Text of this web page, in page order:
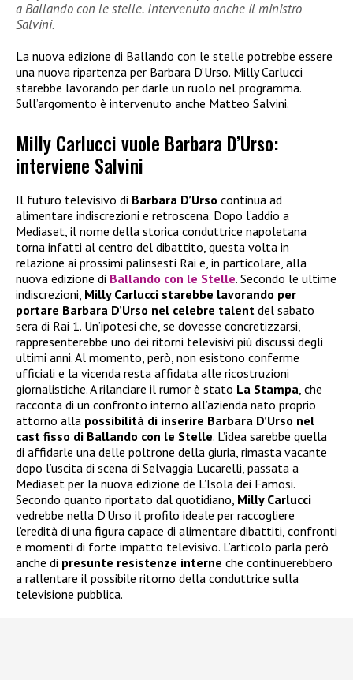
a Ballando con le stelle. Intervenuto anche il ministro
Salvini.
La nuova edizione di Ballando con le stelle potrebbe essere
una nuova ripartenza per Barbara D’Urso. Milly Carlucci
starebbe lavorando per darle un ruolo nel programma.
Sull’argomento è intervenuto anche Matteo Salvini.
Milly Carlucci vuole Barbara D’Urso:
interviene Salvini
Il futuro televisivo di Barbara D’Urso continua ad
alimentare indiscrezioni e retroscena. Dopo l’addio a
Mediaset, il nome della storica conduttrice napoletana
torna infatti al centro del dibattito, questa volta in
relazione ai prossimi palinsesti Rai e, in particolare, alla
nuova edizione di Ballando con le Stelle. Secondo le ultime
indiscrezioni, Milly Carlucci starebbe lavorando per
portare Barbara D’Urso nel celebre talent del sabato
sera di Rai 1. Un’ipotesi che, se dovesse concretizzarsi,
rappresenterebbe uno dei ritorni televisivi più discussi degli
ultimi anni. Al momento, però, non esistono conferme
ufficiali e la vicenda resta affidata alle ricostruzioni
giornalistiche. A rilanciare il rumor è stato La Stampa, che
racconta di un confronto interno all’azienda nato proprio
attorno alla possibilità di inserire Barbara D’Urso nel
cast fisso di Ballando con le Stelle. L’idea sarebbe quella
di affidarle una delle poltrone della giuria, rimasta vacante
dopo l’uscita di scena di Selvaggia Lucarelli, passata a
Mediaset per la nuova edizione de L’Isola dei Famosi.
Secondo quanto riportato dal quotidiano, Milly Carlucci
vedrebbe nella D’Urso il profilo ideale per raccogliere
l’eredità di una figura capace di alimentare dibattiti, confronti
e momenti di forte impatto televisivo. L’articolo parla però
anche di presunte resistenze interne che continuerebbero
a rallentare il possibile ritorno della conduttrice sulla
televisione pubblica.